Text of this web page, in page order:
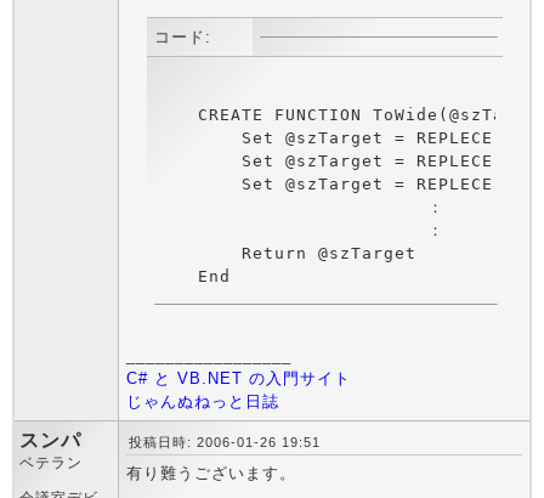
コード:
CREATE FUNCTION
Set @szTarget =
Set @szTarget =
Set @szTarget =
                         ：
                         ：
        Return @szTarget
    End
C# と VB.NET の入門サイト
じゃんぬねっと日誌
スンパ
ベテラン
投稿日時: 2006-01-26 19:51
有り難うございます。